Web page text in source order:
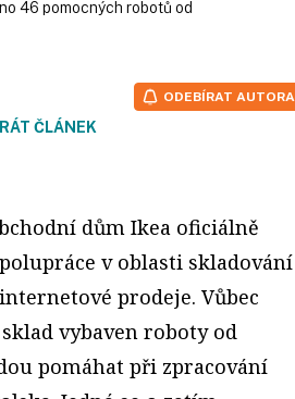
46 pomocných robotů od
ČLÁNEK
ODEBÍRAT AUTORA
dům Ikea oficiálně
v oblasti skladování
prodeje. Vůbec
vybaven roboty od
pomáhat při zpracování